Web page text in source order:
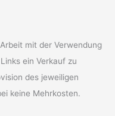
mit der Verwendung
ein Verkauf zu
des jeweiligen
keine Mehrkosten.